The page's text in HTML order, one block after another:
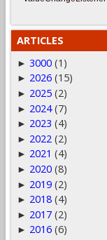
ARTICLES
► 3000 (1)
► 2026 (15)
► 2025 (2)
► 2024 (7)
► 2023 (4)
► 2022 (2)
► 2021 (4)
► 2020 (8)
► 2019 (2)
► 2018 (4)
► 2017 (2)
► 2016 (6)